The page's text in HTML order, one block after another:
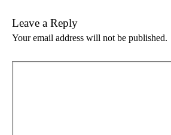
Leave a Reply
Your email address will not be published.